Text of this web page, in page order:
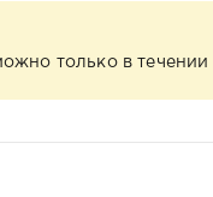
только в течении